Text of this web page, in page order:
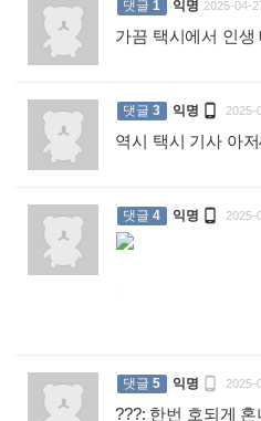
댓글 1 익명 2025-04-
가끔 택시에서 인
댓글 3 익명  2025-
역시 택시 기사 아
댓글 4 익명  2025-
댓글 5 익명  2025-
???: 한번 호되게